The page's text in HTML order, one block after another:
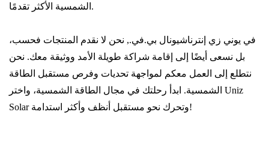
الشمسية الأكثر تقدمًا.
في يوني زي إنترناشيونال بي.في., نحن لا نقدم المنتجات فحسب،
بل نسعى أيضًا إلى إقامة شراكة طويلة الأمد ووثيقة معك. نحن
نتطلع إلى العمل معكم لمواجهة تحديات وفرص مستقبل الطاقة
الشمسية. ابدأ رحلتك في مجال الطاقة الشمسية، واختر Uniz
Solar وتحرك نحو مستقبل أنظف وأكثر استدامة!